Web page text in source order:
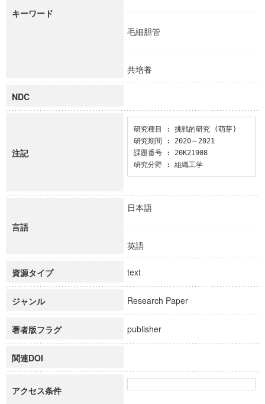
キーワード
毛細胆管
共培養
NDC
注記
研究種目 : 挑戦的研究 (萌芽)
研究期間 : 2020～2021
課題番号 : 20K21908
研究分野 : 組織工学
言語
日本語
英語
資源タイプ text
ジャンル Research Paper
著者版フラグ publisher
関連DOI
アクセス条件